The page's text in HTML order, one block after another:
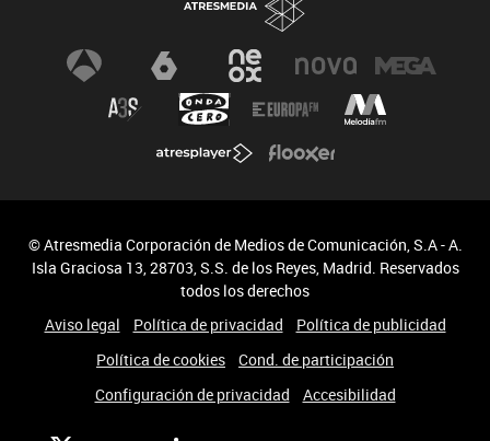
© Atresmedia Corporación de Medios de Comunicación, S.A - A.
Isla Graciosa 13, 28703, S.S. de los Reyes, Madrid. Reservados
todos los derechos
Aviso legal
Política de privacidad
Política de publicidad
Política de cookies
Cond. de participación
Configuración de privacidad
Accesibilidad